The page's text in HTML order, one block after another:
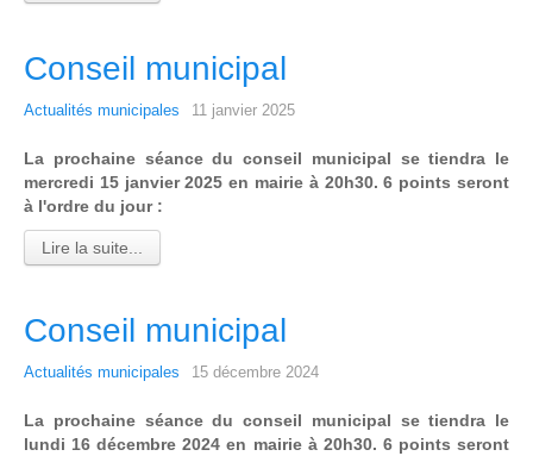
Conseil municipal
Actualités municipales 11 janvier 2025
La prochaine séance du conseil municipal se tiendra le
mercredi 15 janvier 2025 en mairie à 20h30. 6 points seront
à l'ordre du jour :
Lire la suite...
Conseil municipal
Actualités municipales 15 décembre 2024
La prochaine séance du conseil municipal se tiendra le
lundi 16 décembre 2024 en mairie à 20h30. 6 points seront